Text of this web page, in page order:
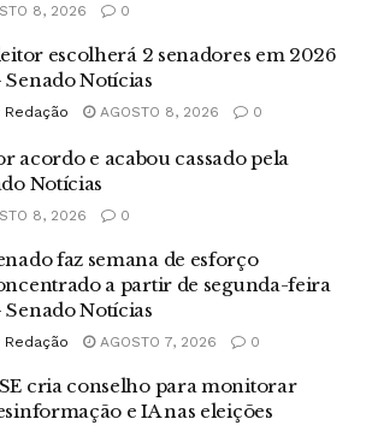
8, 2026 0
escolherá 2 senadores em 2026
Notícias
Redação AGOSTO 8, 2026 0
acordo e acabou cassado pela
Notícias
8, 2026 0
faz semana de esforço
a partir de segunda-feira
Notícias
Redação AGOSTO 7, 2026 0
cria conselho para monitorar
e IA nas eleições